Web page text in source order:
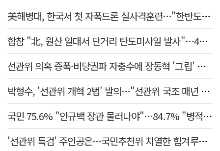
美해병대, 한국서 첫 자폭드론 실사격훈련…"한반도 지형 학습"
합참 "北, 원산 일대서 단거리 탄도미사일 발사"…42일 만
선관위 의혹 증폭·비당권파 자충수에 장동혁 '그립' 더 강해졌다
박형수, '선관위 개혁 2법' 발의…"선관위 국조 매년 실시"
국민 75.6% "안규백 장관 물러나야"…84.7% "병적기록부 공개해야"
'선관위 특검' 주인공은…국민추천위 치열한 힘겨루기 나설 듯